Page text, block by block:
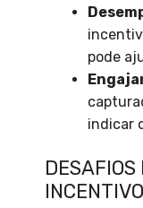
pode
indicar